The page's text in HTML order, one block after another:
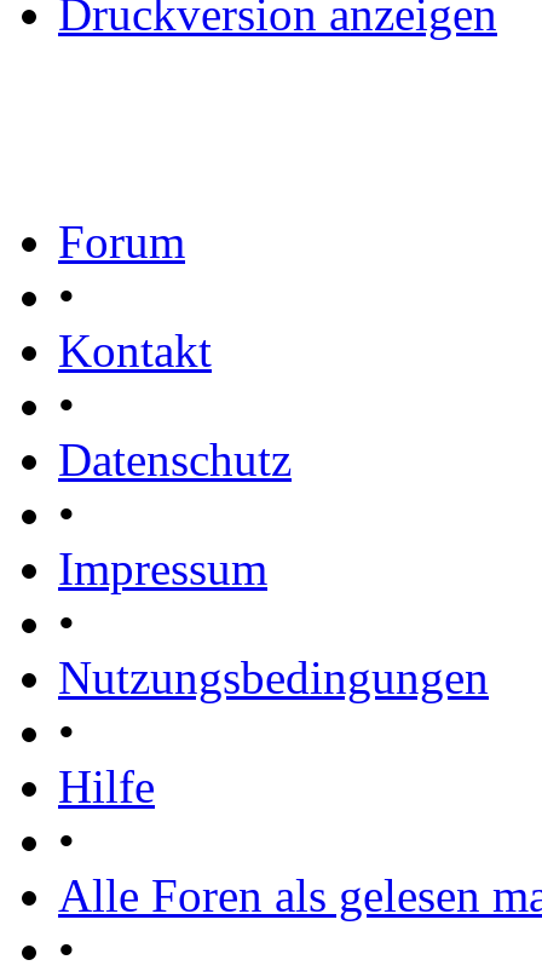
Druckversion anzeigen
Forum
•
Kontakt
•
Datenschutz
•
Impressum
•
Nutzungsbedingungen
•
Hilfe
•
Alle Foren als gelesen
•